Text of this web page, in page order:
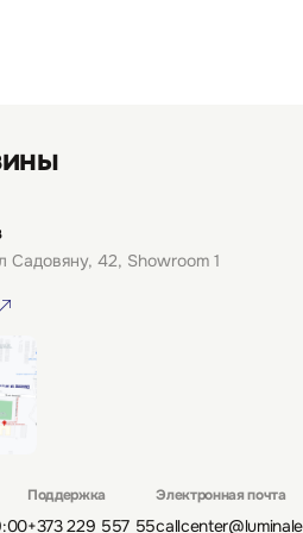
Садовяну, 42, Showroom 1
Поддержка
+373 229 557 55
Электронная почта